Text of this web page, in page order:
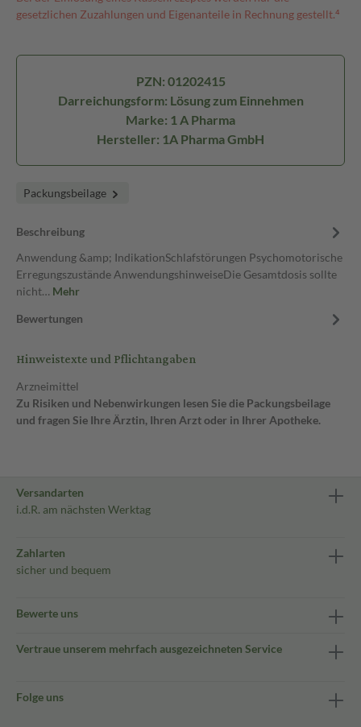
gesetzlichen Zuzahlungen und Eigenanteile in Rechnung gestellt.⁴
PZN: 01202415
Darreichungsform: Lösung zum Einnehmen
Marke: 1 A Pharma
Hersteller: 1A Pharma GmbH
Packungsbeilage
Beschreibung
Anwendung &amp; IndikationSchlafstörungen Psychomotorische
Erregungszustände AnwendungshinweiseDie Gesamtdosis sollte
nicht… Mehr
Bewertungen
Hinweistexte und Pflichtangaben
Arzneimittel
Zu Risiken und Nebenwirkungen lesen Sie die Packungsbeilage
und fragen Sie Ihre Ärztin, Ihren Arzt oder in Ihrer Apotheke.
Versandarten
i.d.R. am nächsten Werktag
Zahlarten
sicher und bequem
Bewerte uns
Vertraue unserem mehrfach ausgezeichneten Service
Folge uns